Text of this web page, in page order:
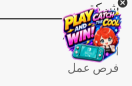
شركة
عن ADATA
الأخبار
فرص عمل